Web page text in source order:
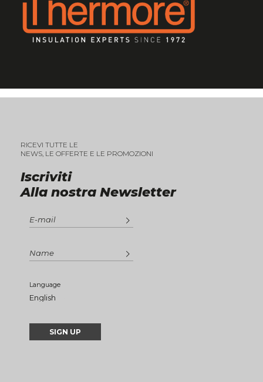
Iscriviti
Alla nostra Newsletter
RICEVI TUTTE LE
NEWS, LE OFFERTE E LE PROMOZIONI
Language